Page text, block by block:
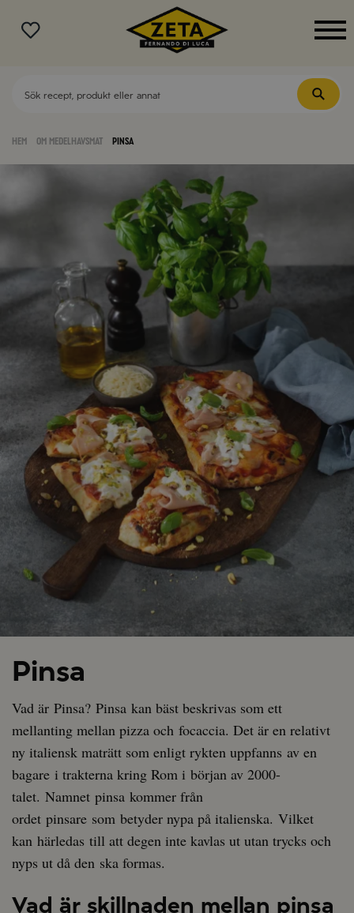
MENY
Hem Om medelhavsmat Pinsa
Pinsa
Vad är Pinsa? Pinsa kan bäst beskrivas som ett
mellanting mellan pizza och focaccia. Det är en relativt
ny italiensk maträtt som enligt rykten uppfanns av en
bagare i trakterna kring Rom i början av 2000-
talet. Namnet pinsa kommer från
ordet pinsare som betyder nypa på italienska. Vilket
kan härledas till att degen inte kavlas ut utan trycks och
nyps ut då den ska formas.
Vad är skillnaden mellan pinsa